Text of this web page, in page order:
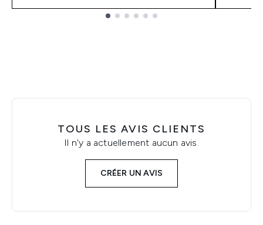
TOUS LES AVIS CLIENTS
Il n'y a actuellement aucun avis.
CRÉER UN AVIS